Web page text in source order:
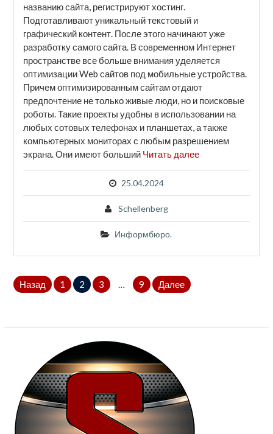
названию сайта, регистрируют хостинг.
Подготавливают уникальный текстовый и
графический контент. После этого начинают уже
разработку самого сайта. В современном Интернет
пространстве все больше внимания уделяется
оптимизации Web сайтов под мобильные устройства.
Причем оптимизированным сайтам отдают
предпочтение не только живые люди, но и поисковые
роботы. Такие проекты удобны в использовании на
любых сотовых телефонах и планшетах, а также
компьютерных мониторах с любым разрешением
экрана. Они имеют больший Читать далее
25.04.2024
Schellenberg
Информбюро.
Пагинация
записей
Назад 1 2 3 … 9 Далее